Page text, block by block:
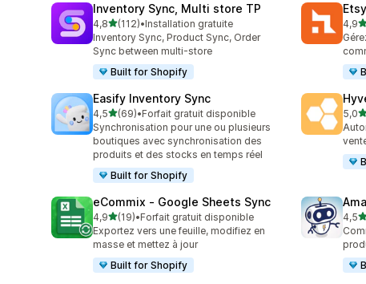
Inventory Sync, Multi store TP
4,8étoile(s) sur 5
(112)
112 avis au total
•Installation gratuite
Inventory Sync, Product Sync, Order
Sync between multi-store
Built for Shopify
4,9
888
Easify Inventory Sync
4,5étoile(s) sur 5
(69)
69 avis au total
•Forfait gratuit disponible
Synchronisation pour une ou plusieurs
boutiques avec synchronisation des
produits et des stocks en temps réel
Built for Shopify
5,0
44
eCommix ‑ Google Sheets Sync
4,9étoile(s) sur 5
(19)
19 avis au total
•Forfait gratuit disponible
Exportez vers une feuille, modifiez en
masse et mettez à jour
Built for Shopify
4,5
80